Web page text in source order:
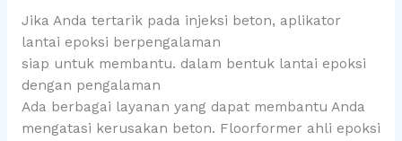
Jika Anda tertarik pada injeksi beton, aplikator
lantai epoksi berpengalaman
siap untuk membantu. dalam bentuk lantai epoksi
dengan pengalaman
Ada berbagai layanan yang dapat membantu Anda
mengatasi kerusakan beton. Floorformer ahli epoksi